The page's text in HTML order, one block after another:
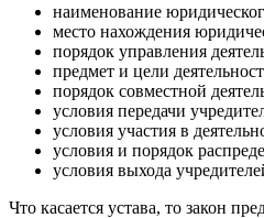
наименование
место нахождения
порядок управления
предмет и цели
порядок совместной
условия передачи
условия участия в
условия и порядок
условия выхода
Что касается устава, то закон